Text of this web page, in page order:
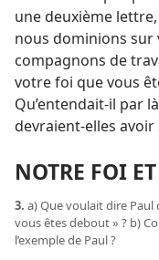
une deuxième
nous dominions sur
compagnons de
votre foi que vous
Qu’entendait-il par
devraient-elles
NOTRE FOI
3. a) Que voulait dire Paul
vous êtes debout » ? b)
l’exemple de Paul ?